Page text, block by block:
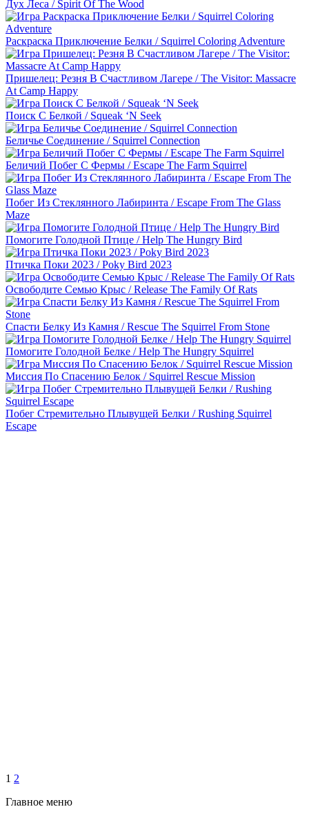
Дух Леса / Spirit Of The Wood
Раскраска Приключение Белки / Squirrel Coloring Adventure
Пришелец: Резня В Счастливом Лагере / The Visitor: Massacre
At Camp Happy
Поиск С Белкой / Squeak ‘N Seek
Беличье Соединение / Squirrel Connection
Беличий Побег С Фермы / Escape The Farm Squirrel
Побег Из Стеклянного Лабиринта / Escape From The Glass
Maze
Помогите Голодной Птице / Help The Hungry Bird
Птичка Поки 2023 / Poky Bird 2023
Освободите Семью Крыс / Release The Family Of Rats
Спасти Белку Из Камня / Rescue The Squirrel From Stone
Помогите Голодной Белке / Help The Hungry Squirrel
Миссия По Спасению Белок / Squirrel Rescue Mission
Побег Стремительно Плывущей Белки / Rushing Squirrel
Escape
1 2
Главное меню